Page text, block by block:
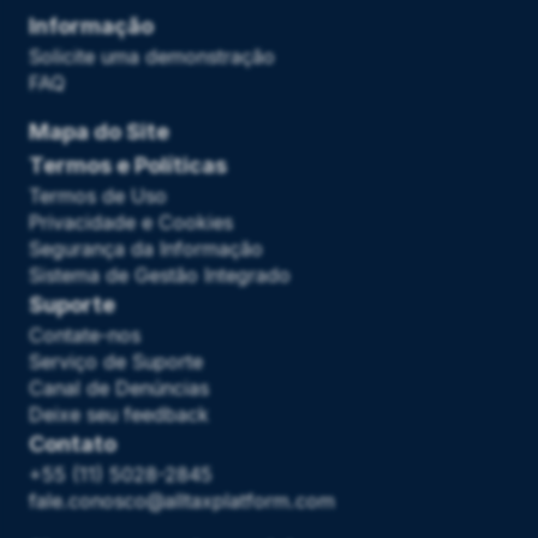
Informação
Solicite uma demonstração
FAQ
Mapa do Site
Termos e Políticas
Termos de Uso
Privacidade e Cookies
Segurança da Informação
Sistema de Gestão Integrado
Suporte
Contate-nos
Serviço de Suporte
Canal de Denúncias
Deixe seu feedback
Contato
+55 (11) 5028-2845
fale.conosco@alltaxplatform.com